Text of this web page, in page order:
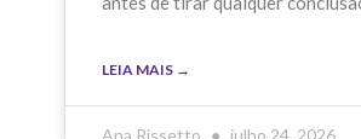
LEIA MAIS →
Ana Rissetto julho 24, 2026